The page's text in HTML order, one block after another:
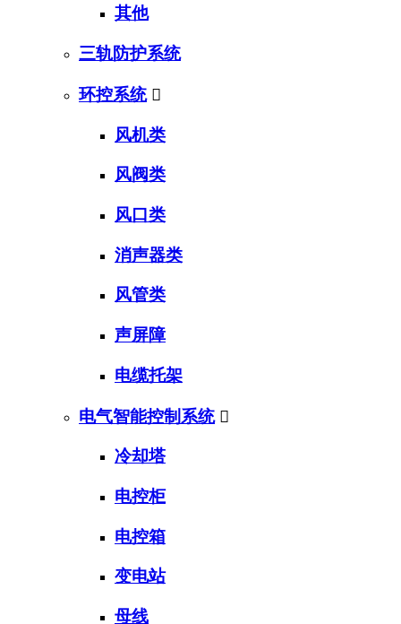
其他
三轨防护系统
环控系统 
风机类
风阀类
风口类
消声器类
风管类
声屏障
电缆托架
电气智能控制系统 
冷却塔
电控柜
电控箱
变电站
母线